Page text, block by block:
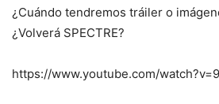
¿Cuándo tendremos tráiler o
¿Volverá SPECTRE?
https://www.youtube.com/